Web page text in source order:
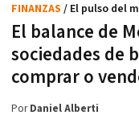
El balance de
sociedades de
comprar o
FINANZAS / El pulso del
PorDaniel Alberti